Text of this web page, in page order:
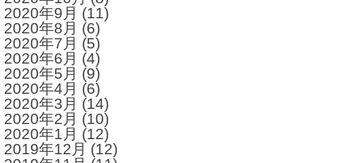
2020年9月 (11)
2020年8月 (6)
2020年7月 (5)
2020年6月 (4)
2020年5月 (9)
2020年4月 (6)
2020年3月 (14)
2020年2月 (10)
2020年1月 (12)
2019年12月 (12)